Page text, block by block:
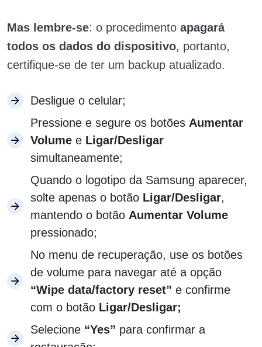
Mas lembre-se: o procedimento apagará
todos os dados do dispositivo, portanto,
certifique-se de ter um backup atualizado.
Desligue o celular;
Pressione e segure os botões Aumentar
Volume e Ligar/Desligar
simultaneamente;
Quando o logotipo da Samsung aparecer,
solte apenas o botão Ligar/Desligar,
mantendo o botão Aumentar Volume
pressionado;
No menu de recuperação, use os botões
de volume para navegar até a opção
“Wipe data/factory reset” e confirme
com o botão Ligar/Desligar;
Selecione “Yes” para confirmar a